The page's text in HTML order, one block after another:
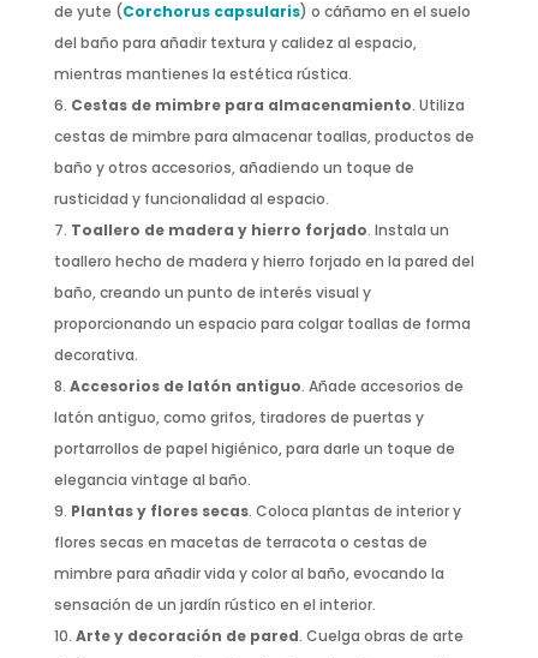
de yute (Corchorus capsularis) o cáñamo en el suelo
del baño para añadir textura y calidez al espacio,
mientras mantienes la estética rústica.
Cestas de mimbre para almacenamiento. Utiliza
cestas de mimbre para almacenar toallas, productos de
baño y otros accesorios, añadiendo un toque de
rusticidad y funcionalidad al espacio.
Toallero de madera y hierro forjado. Instala un
toallero hecho de madera y hierro forjado en la pared del
baño, creando un punto de interés visual y
proporcionando un espacio para colgar toallas de forma
decorativa.
Accesorios de latón antiguo. Añade accesorios de
latón antiguo, como grifos, tiradores de puertas y
portarrollos de papel higiénico, para darle un toque de
elegancia vintage al baño.
Plantas y flores secas. Coloca plantas de interior y
flores secas en macetas de terracota o cestas de
mimbre para añadir vida y color al baño, evocando la
sensación de un jardín rústico en el interior.
Arte y decoración de pared. Cuelga obras de arte